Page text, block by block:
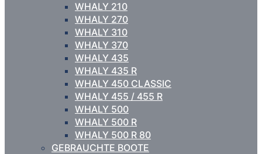
WHALY 210
WHALY 270
WHALY 310
WHALY 370
WHALY 435
WHALY 435 R
WHALY 450 CLASSIC
WHALY 455 / 455 R
WHALY 500
WHALY 500 R
WHALY 500 R 80
GEBRAUCHTE BOOTE